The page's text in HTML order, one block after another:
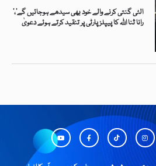
’الٹی گنتی کرنے والے خود بھی سیدھے ہوجائیں گے‘،
رانا ثنا اللہ کا پیپلز پارٹی پر تنقید کرتے ہوئے دعویٰ